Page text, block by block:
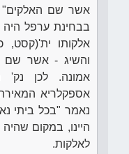
אשר שם האלקים"
בבחינת ערפל היה
אלקותו
והשיג - אשר שם
אמונה. לכן נק'
אספקלריא
נאמר "בכל ביתי
היינו, במקום
לאלקות.